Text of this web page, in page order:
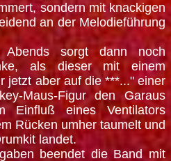
sondern mit knackigen
an der Melodieführung
sorgt dann noch
als dieser mit einem
jetzt aber auf die ***..." einer
Maus-Figur den Garaus
Einfluß eines Ventilators
Rücken umher taumelt und
landet.
beendet die Band mit